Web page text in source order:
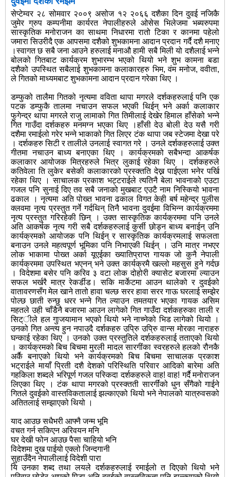
सेप्टेम्वर २८ सोमवार २००९ असोज १२ २०६६ दशैका दिन दुवई नजिकै
जुमेर ग्रुप कम्पनीमा कार्यरत नेपालीहरुले ओसेस भिलेजमा भब्यरुपमा
सास्कृतिक मनोराजन का साथमा निधारमा रातो टिका र कानमा पहेलो
जमारा सिउरीदै एक आपसमा दशैको शुभकामना आदान प्रदान गर्दै दशै मनाए
।स्वागत छ सबै जना आउने हरुलाई मनाऔ हामी सबै मिली यो दशैलाई भन्ने
बोलको गितबाट कार्यक्रम शुभारम्भ भएको थियो भने शुभ कामना बडा
दशैको उपस्थित सबैलाई शुभकामना कलाकारहरु भिम, वंम मनोज, ववीता,
ले गितको माध्यमबाट शुभकामना आदान प्रदान गरेका थिए ।
डम्फुको तालैमा गितको नृत्यमा वविता थापा मगरले दर्शकहरुलाई पनि एक
पटक डम्फुकै तालमा नचाउन सफल भएकी थिईन् भने अर्का कलाकार
फुगेन्द्र थापा मगरले राजु लामाको गित तिमीलाई देखेर हिमाल हाँसेको भन्ने
गित गाउँदा दर्शकहरु मनमग्न भएका थिए ।हाँसी देउ बोली देउ यसै गरी
दशैमा रमाईलो गरेर भन्ने भाकाको गित लिएर टंक थापा जब स्टेजमा देखा परे
। दर्शकहरु सिटी र तालीले उनलाई स्वागत गरे । उनले दर्शकहरुलाई उक्त
गीतमा नचाउन बाध्य बनाएका थिए । कार्यक्रमको सबैभन्दा आकर्षक
कलाकार आयोजक मित्रहरुले भित्र लुकाई रहेका थिए । दर्शकहरुले
कतिवेला ति लुकेर बसेकी कलाकारको प्रस्क्तति देख्न पाईएला भनेर पर्खि
रहेका थिए । साचालक प्रकाश भट्टराईले त्यतिनै बेला भावनाको एउटा
गजल पनि सुनाई दिए तव सबै जनाको मुखबाट एउटै नाम निस्कियो भावना
ढकाल । नृत्यमा अति पोख्त भावना ढकाल विगत केही बर्ष महेन्द्र पुलीस
क्लवमा नृत्य प्रस्तुत गर्ने गर्दथिन् तिनै भावना दुवईमा विभिन्न कार्यक्रममा
नृत्य प्रस्तुत गरिरहेकी छिन् । उक्त सास्कृतिक कार्यक्रममा पनि उनले
अति आकर्षक नृत्य गरी सबै दर्शकहरुलाई कुर्सी छोड्न बाध्य बनाईन् उनि
कार्यक्रमको आयोजक पनि थिईन् र सास्कृतिक कार्यक्रमलाई सफलता
बनाउन उनले महत्वपूर्ण भूमिका पनि निभाएकी थिईन् । उनि मात्र नभएर
लोक भाकामा पोख्त अर्का यूएईका ख्यातिप्राप्त गायक जो कुनै नेपाली
कार्यक्रममा उपस्थित भएनन् भने उक्त कार्यक्रमै खल्लो महसुस हुने गर्दछ
। विदेशमा बसेर पनि करिव ३ वटा लोक दोहोरी क्यासेट बजारमा ल्याउन
सफल भर्खरै मात्र रेकर्डीड। सकि मार्केटमा आउन थालेको र दुवईको
वातावरणसँग मेल खाने तातो हावा चल्छ सरर हावा सरर गाऊ घरलाई सम्झेर
पोल्छ छाती रुन्छु धरर भन्ने गित ल्याउन तमतयार भएका गायक असिम
महतले उही चाँडैनै बजारमा आउन लागेको गित गाउँदा दर्शकहरुका ताली र
सिट्ीले हल गुाजयामान भएको थियो भने नाच्नेको भिड लागेको थियो ।
उनको गित अन्त्य हुन नपाउदै दर्शकहरु उपि्रु उपि्रु वान्स मोरका नाराहरु
घन्काई रहेका थिए । उनको उक्त प्रस्तुतिले दर्शकहरुलाई तताएको थियो
। कार्यक्रमको बिच बिचमा मुरली मादल सारगींका स्वरहरुले हलको रौनकै
अर्कै बनाएको थियो भने कार्यक्रमको बिच बिचमा साचालक प्रकाश
भट्राईले मायाँ पि्रती दशै देशको परिस्थिति परिवार आदिको बारेमा अति
गहकिला शब्दले भरिपूर्ण गजल पस्किदा दर्शकहरुले वाह! वाह! गर्दै मनोराजन
लिएका थिए । टंक थापा मगरको प्रस्क्तती सारर्गींको धुन सँगैको गाईने
गितले दुवईको वास्तविकतालाई झल्काएको थियो भने नेपालको यात्रुवसको
अतितलाई सम्झाएको थियो ।
याद आउछ सधैभरी आफ्नै जन्म भूमि
वचत गर्न सकिएन अरिवयन मनि
घर देखी फोन आउछ पैसा चाहियो भनि
विदेशमा दुख पाईयो एक्लो जिन्दगानी
सुहाउँदैन नेपालीलाई विदेशी पारा
यि उनका शब्द तथा लयले दर्शकहरुलाई रमाईलो त दिएको थियो भने